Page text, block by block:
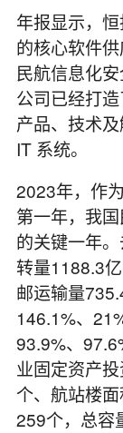
年报显示，
的核心软件
民航信息化
公司已经打
产品、技术
IT 系统。
2023年，作
第一年，我
的关键一年
转量1188.3
邮运输量
146.1%、
93.9%、
业固定资产
个、航站楼
259个，总容